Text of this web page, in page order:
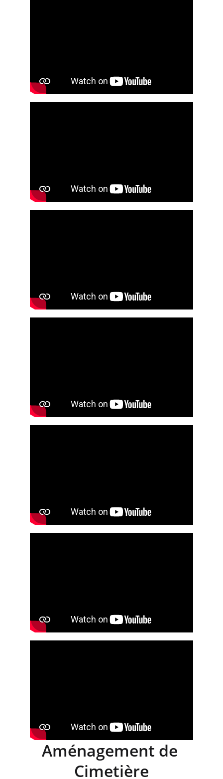
Aménagement de
Cimetière